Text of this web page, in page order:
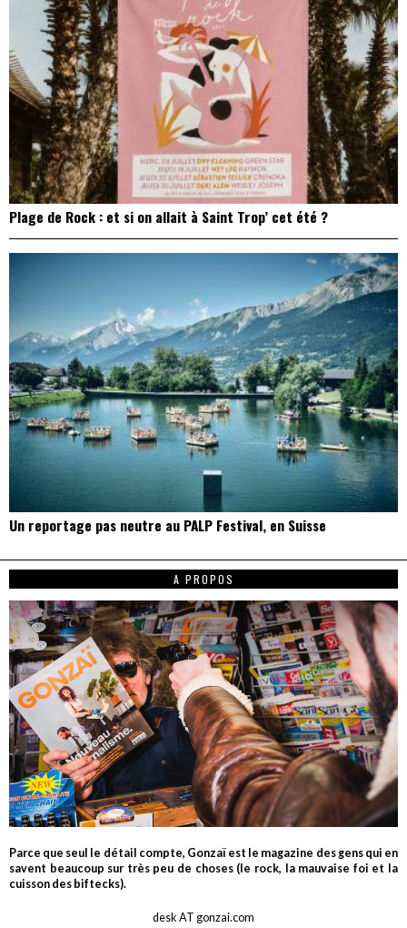
Plage de Rock : et si on allait à Saint Trop’ cet été ?
Un reportage pas neutre au PALP Festival, en Suisse
A PROPOS
Parce que seul le détail compte, Gonzaï est le magazine des gens qui en
savent beaucoup sur très peu de choses (le rock, la mauvaise foi et la
cuisson des biftecks).
desk AT gonzai.com